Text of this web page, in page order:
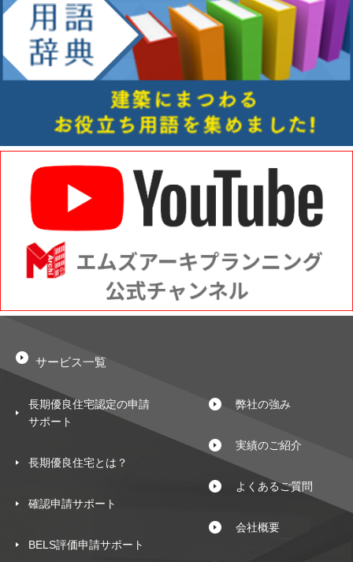
サービス一覧
長期優良住宅認定の申請
サポート
長期優良住宅とは？
確認申請サポート
BELS評価申請サポート
弊社の強み
実績のご紹介
よくあるご質問
会社概要